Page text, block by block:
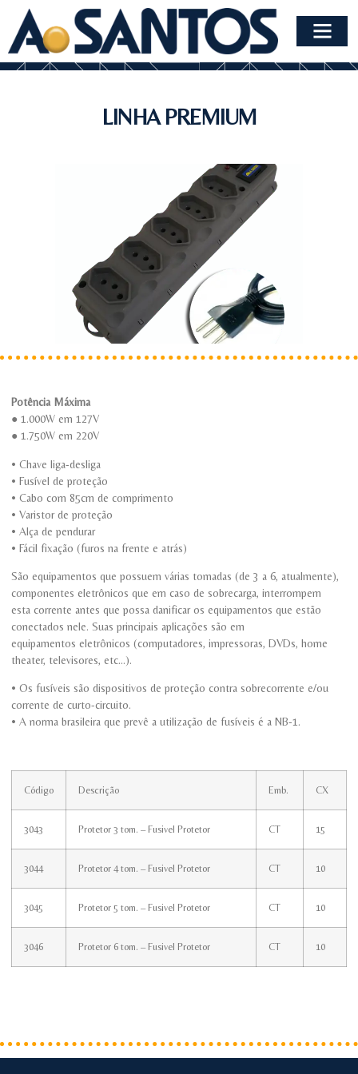
LINHA PREMIUM
Potência Máxima
● 1.000W em 127V
● 1.750W em 220V
• Chave liga-desliga
• Fusível de proteção
• Cabo com 85cm de comprimento
• Varistor de proteção
• Alça de pendurar
• Fácil fixação (furos na frente e atrás)
São equipamentos que possuem várias tomadas (de 3 a 6, atualmente),
componentes eletrônicos que em caso de sobrecarga, interrompem
esta corrente antes que possa danificar os equipamentos que estão
conectados nele. Suas principais aplicações são em
equipamentos eletrônicos (computadores, impressoras, DVDs, home
theater, televisores, etc…).
• Os fusíveis são dispositivos de proteção contra sobrecorrente e/ou
corrente de curto-circuito.
• A norma brasileira que prevê a utilização de fusíveis é a NB-1.
Código Descrição Emb. CX
3043 Protetor 3 tom. – Fusivel Protetor CT 15
3044 Protetor 4 tom. – Fusivel Protetor CT 10
3045 Protetor 5 tom. – Fusivel Protetor CT 10
3046 Protetor 6 tom. – Fusivel Protetor CT 10